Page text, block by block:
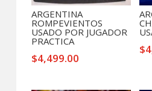
ARGENTINA
ROMPEVIENTOS
USADO POR JUGADOR
PRACTICA
$4,499.00
$